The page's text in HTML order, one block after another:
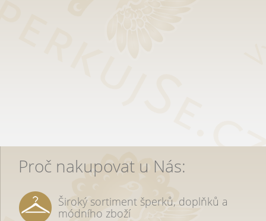
Proč nakupovat u Nás:
Široký sortiment šperků, doplňků a
módního zboží